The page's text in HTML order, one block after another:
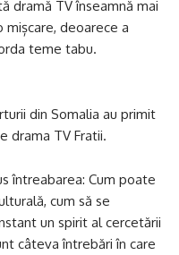
dramă TV înseamnă mai
deoarece a
teme tabu.
din Somalia au primit
drama TV Fratii.
întreabarea: Cum poate
cum să se
un spirit al cercetării
câteva întrebări în care